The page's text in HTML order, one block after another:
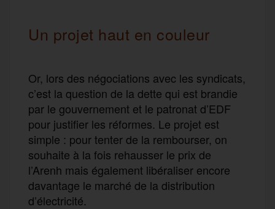
Un projet haut en couleur
Or, lors des négociations avec les syndicats,
c’est la question de la dette qui est brandie
par le gouvernement et le patronat d’EDF
pour justifier les réformes. Le projet est
simple : pour tenter de la rembourser, on
souhaite à la fois rehausser le prix de
l’Arenh mais également libéraliser encore
davantage le marché de la distribution
d’électricité.